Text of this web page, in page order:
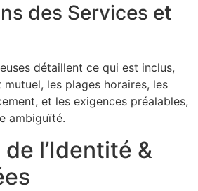
des Services et
détaillent ce qui est inclus,
les plages horaires, les
et les exigences préalables,
ambiguïté.
l’Identité &